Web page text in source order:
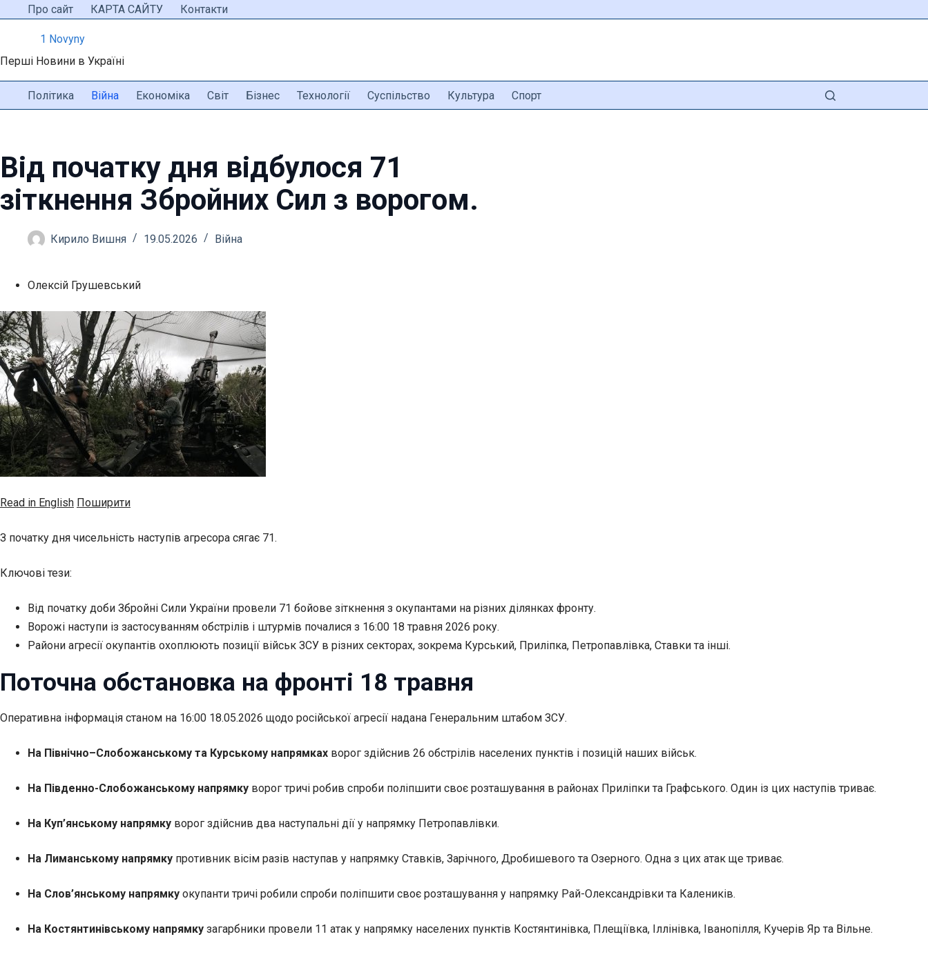
ПерейтиПро сайт КАРТА САЙТУ Контакти
1 Novyny
Перші Новини в Україні
Політика Війна Економіка Світ Бізнес Технології Суспільство Культура Спорт
Від початку дня відбулося 71
зіткнення Збройних Сил з ворогом.
Кирило Вишня 19.05.2026 Війна
Олексій Грушевський
Read in English Поширити
З початку дня чисельність наступів агресора сягає 71.
Ключові тези:
Від початку доби Збройні Сили України провели 71 бойове зіткнення з окупантами на різних ділянках фронту.
Ворожі наступи із застосуванням обстрілів і штурмів почалися з 16:00 18 травня 2026 року.
Райони агресії окупантів охоплюють позиції військ ЗСУ в різних секторах, зокрема Курський, Приліпка, Петропавлівка, Ставки та інші.
Поточна обстановка на фронті 18 травня
Оперативна інформація станом на 16:00 18.05.2026 щодо російської агресії надана Генеральним штабом ЗСУ.
На Північно–Слобожанському та Курському напрямках ворог здійснив 26 обстрілів населених пунктів і позицій наших військ.
На Південно-Слобожанському напрямку ворог тричі робив спроби поліпшити своє розташування в районах Приліпки та Графського. Один із цих наступів триває.
На Куп’янському напрямку ворог здійснив два наступальні дії у напрямку Петропавлівки.
На Лиманському напрямку противник вісім разів наступав у напрямку Ставків, Зарічного, Дробишевого та Озерного. Одна з цих атак ще триває.
На Слов’янському напрямку окупанти тричі робили спроби поліпшити своє розташування у напрямку Рай-Олександрівки та Калеників.
На Костянтинівському напрямку загарбники провели 11 атак у напрямку населених пунктів Костянтинівка, Плещіївка, Іллінівка, Іванопілля, Кучерів Яр та Вільне.